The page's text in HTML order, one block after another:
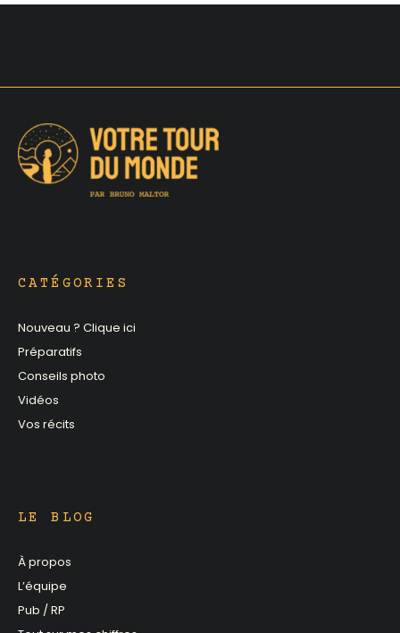
CATÉGORIES
Nouveau ? Clique ici
Préparatifs
Conseils photo
Vidéos
Vos récits
LE BLOG
À propos
L’équipe
Pub / RP